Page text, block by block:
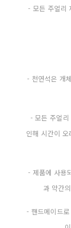
- 모든 주얼리
- 천연석은 개
- 모든 주얼
인해 시간이
- 제품에 사용
과 약간
- 핸드메이드